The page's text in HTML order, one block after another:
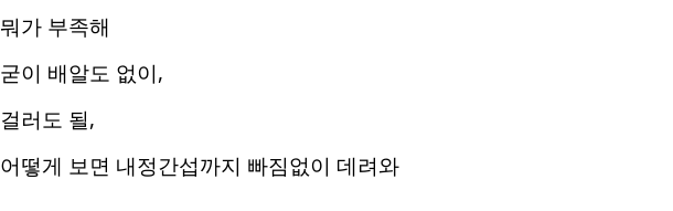
뭐가 부족해
굳이 배알도 없이,
걸러도 될,
어떻게 보면 내정간섭까지 빠짐없이 데려와